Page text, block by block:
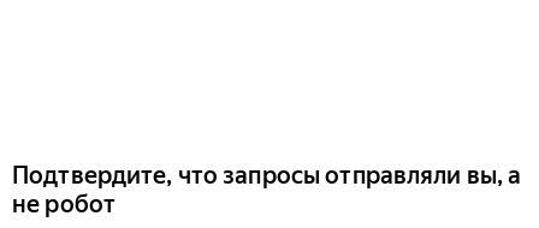
Подтвердите, что запросы отправляли вы, а
не робот